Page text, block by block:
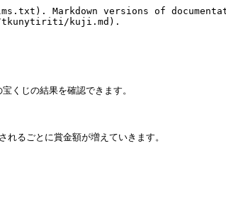
Markdown versions of
tkunytiriti/kuji.md).
くじの結果を確認できます。
るごとに賞金額が増えていきます。